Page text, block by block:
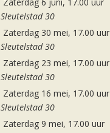
Sleutelstad 30
Zaterdag 30 mei, 17.00 uur
Sleutelstad 30
Zaterdag 23 mei, 17.00 uur
Sleutelstad 30
Zaterdag 16 mei, 17.00 uur
Sleutelstad 30
Zaterdag 9 mei, 17.00 uur